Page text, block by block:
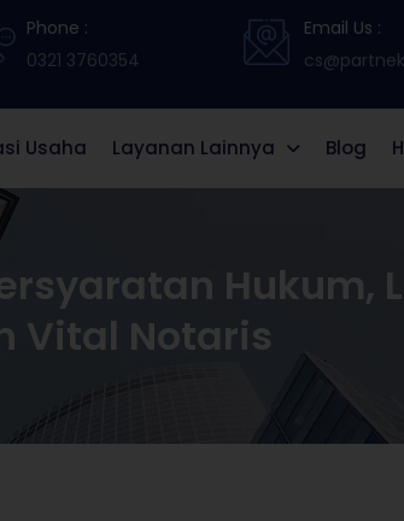
Phone :
0321 3760354
Email Us :
Usaha Layanan Lainnya Blog
Vital Notaris